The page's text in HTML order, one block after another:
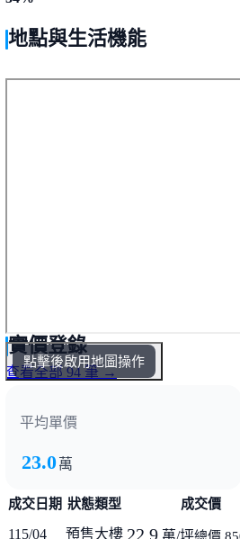
地點與生活機能
點擊後啟用地圖操作
實價登錄
查看全部 94 筆 →
平均單價
23.0萬
成交日期 狀態類型 成交價
115/04 預售大樓 22.9